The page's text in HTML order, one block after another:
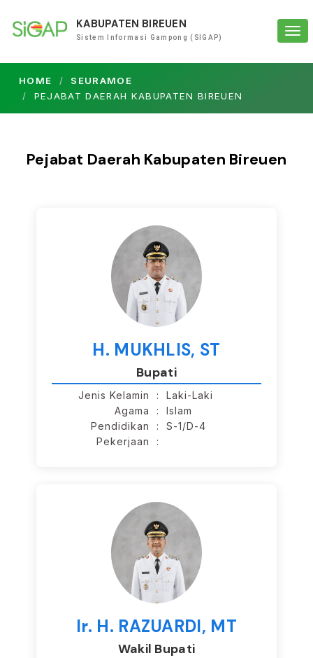
KABUPATEN BIREUEN
Sistem Informasi Gampong (SIGAP)
HOME
SEURAMOE
PEJABAT DAERAH KABUPATEN BIREUEN
Pejabat Daerah Kabupaten Bireuen
H. MUKHLIS, ST
Bupati
Jenis Kelamin : Laki-Laki
Agama : Islam
Pendidikan : S-1/D-4
Pekerjaan :
Ir. H. RAZUARDI, MT
Wakil Bupati